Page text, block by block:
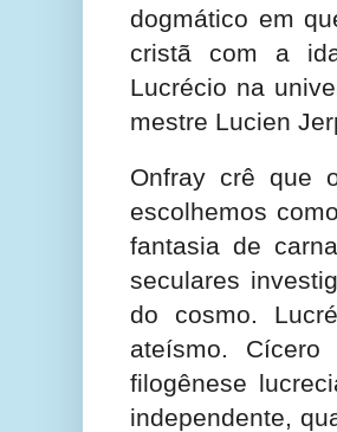
dogmático em
cristã com a
Lucrécio na
mestre Lucien
Onfray crê que
escolhemos
fantasia de
seculares
do cosmo.
ateísmo.
filogênese
independente,